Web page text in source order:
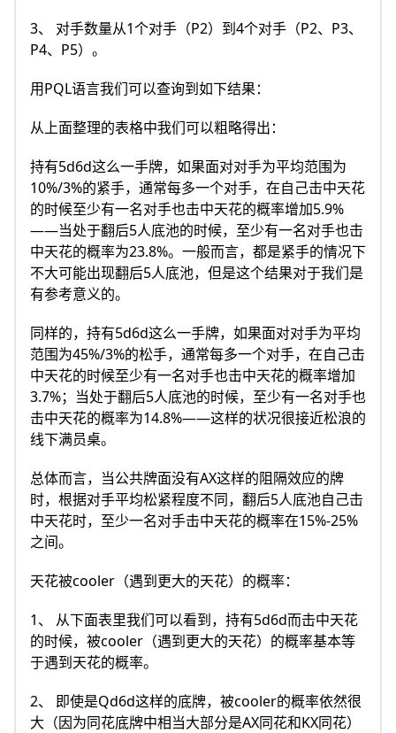
3、 对手数量从1个对手（P2）到4个对手（P2、P3、
P4、P5）。
用PQL语言我们可以查询到如下结果：
从上面整理的表格中我们可以粗略得出：
持有5d6d这么一手牌，如果面对对手为平均范围为
10%/3%的紧手，通常每多一个对手，在自己击中天花
的时候至少有一名对手也击中天花的概率增加5.9%
——当处于翻后5人底池的时候，至少有一名对手也击
中天花的概率为23.8%。一般而言，都是紧手的情况下
不大可能出现翻后5人底池，但是这个结果对于我们是
有参考意义的。
同样的，持有5d6d这么一手牌，如果面对对手为平均
范围为45%/3%的松手，通常每多一个对手，在自己击
中天花的时候至少有一名对手也击中天花的概率增加
3.7%；当处于翻后5人底池的时候，至少有一名对手也
击中天花的概率为14.8%——这样的状况很接近松浪的
线下满员桌。
总体而言，当公共牌面没有AX这样的阻隔效应的牌
时，根据对手平均松紧程度不同，翻后5人底池自己击
中天花时，至少一名对手击中天花的概率在15%-25%
之间。
天花被cooler（遇到更大的天花）的概率：
1、 从下面表里我们可以看到，持有5d6d而击中天花
的时候，被cooler（遇到更大的天花）的概率基本等
于遇到天花的概率。
2、 即使是Qd6d这样的底牌，被cooler的概率依然很
大（因为同花底牌中相当大部分是AX同花和KX同花）